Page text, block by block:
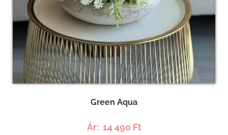
Green Aqua
Ár:14 490 Ft